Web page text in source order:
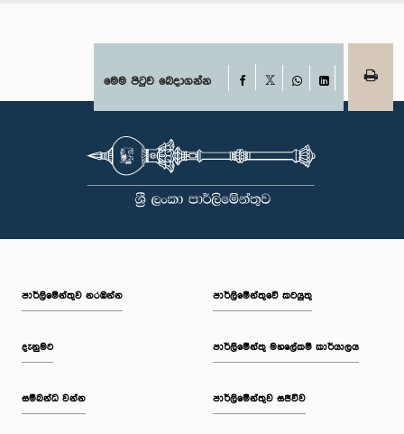
මෙම පිටුව බෙදාගන්න Facebook
WhatsAppLinkedIn
පාර්ලි‌මේන්තුව නරඹන්න
දැනුමට
සම්බන්ධ වන්න
පාර්ලිමේන්තුවේ කටයුතු
පාර්ලිමේන්තු මහලේකම් කාර්යාලය
පාර්ලිමේන්තුව සජීවීව